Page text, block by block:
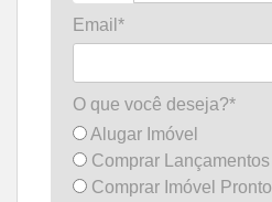
Email*
O que você deseja?*
Alugar Imóvel
Comprar Lançamentos
Comprar Imóvel Pronto